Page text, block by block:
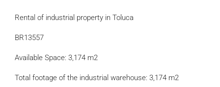
Rental of industrial property in Toluca
BR13557
Available Space: 3,174 m2
Total footage of the industrial warehouse: 3,174 m2